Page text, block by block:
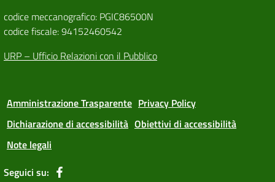
codice meccanografico: PGIC86500N
codice fiscale: 94152460542
URP – Ufficio Relazioni con il Pubblico
Amministrazione Trasparente Privacy Policy
Dichiarazione di accessibilità Obiettivi di accessibilità
Note legali
Seguici su: